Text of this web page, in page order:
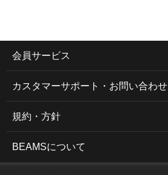
会員サービス
カスタマーサポート・お問い合わせ
規約・方針
BEAMSについて